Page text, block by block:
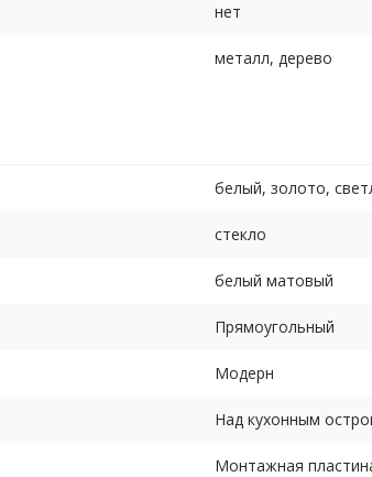
нет
металл, дерево
белый, золото,
стекло
белый матовый
Прямоугольный
Модерн
Над кухонным
Монтажная